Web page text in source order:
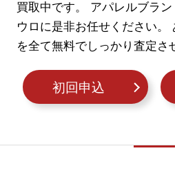
買取中です。
アパレルブラ
ウロに是非お任せください。
を全て無料でしっかり査定さ
初回申込